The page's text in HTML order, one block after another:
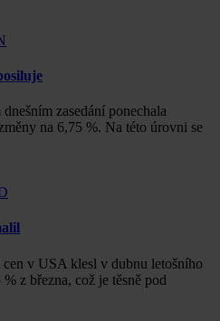
zasedání ponechala
na 6,75 %. Na této úrovni se
v USA klesl v dubnu letošního
z března, což je těsně pod